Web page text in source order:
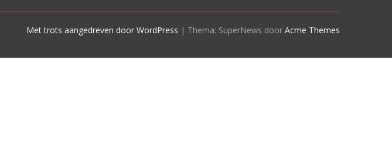
Met trots aangedreven door WordPress | Thema: SuperNews door Acme Themes